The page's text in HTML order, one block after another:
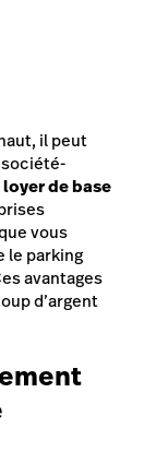
il peut
de base
vous
le parking
avantages
d’argent